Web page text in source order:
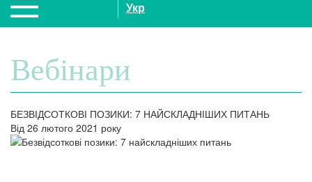
Укр
Вебінари
БЕЗВІДСОТКОВІ ПОЗИКИ: 7 НАЙСКЛАДНІШИХ ПИТАНЬ
Від 26 лютого 2021 року